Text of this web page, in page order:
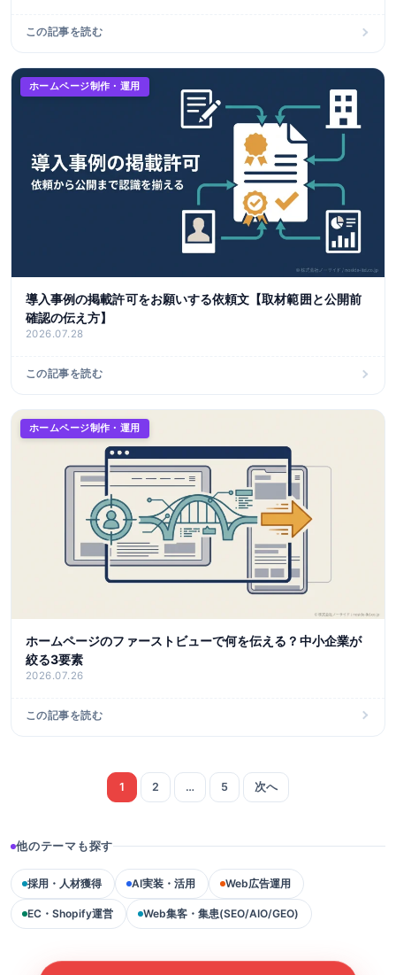
この記事を読む
ホームページ制作・運用
導入事例の掲載許可をお願いする依頼文【取材範囲と公開前
確認の伝え方】
2026.07.28
この記事を読む
ホームページ制作・運用
ホームページのファーストビューで何を伝える？中小企業が
絞る3要素
2026.07.26
この記事を読む
投稿のページ送り
1 2 … 5 次へ
他のテーマも探す
採用・人材獲得 AI実装・活用 Web広告運用
EC・Shopify運営 Web集客・集患(SEO/AIO/GEO)